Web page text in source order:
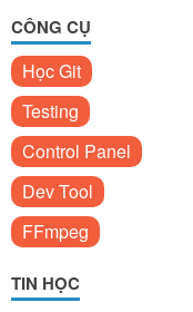
CÔNG CỤ
Học Git
Testing
Control Panel
Dev Tool
FFmpeg
TIN HỌC